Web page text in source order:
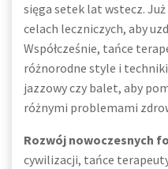
sięga setek lat wstecz.
celach leczniczych, aby
Współcześnie, tańce
różnorodne style i
jazzowy czy balet, aby
różnymi problemami
Rozwój nowoczesnych
cywilizacji, tańce